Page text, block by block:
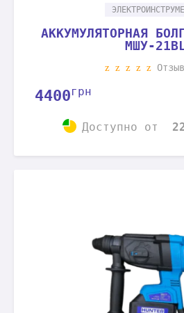
АККУМУЛЯТОРНАЯ
МШУ-
4400грн
Доступно от